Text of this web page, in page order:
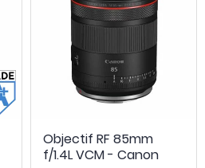
- 100 €
Objectif RF 85mm
f/1.4L VCM - Canon